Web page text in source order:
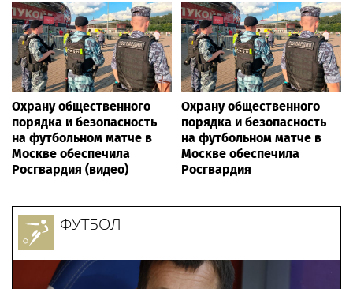
Охрану общественного
порядка и безопасность
на футбольном матче в
Москве обеспечила
Росгвардия (видео)
Охрану общественного
порядка и безопасность
на футбольном матче в
Москве обеспечила
Росгвардия
ФУТБОЛ